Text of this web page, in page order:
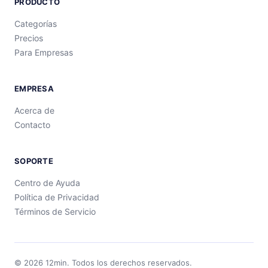
Categorías
Precios
Para Empresas
EMPRESA
Acerca de
Contacto
SOPORTE
Centro de Ayuda
Política de Privacidad
Términos de Servicio
© 2026 12min. Todos los derechos reservados.